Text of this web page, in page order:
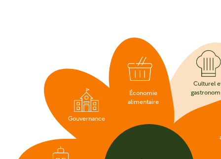
Économie
alimentaire
Culturel
Gouvernance